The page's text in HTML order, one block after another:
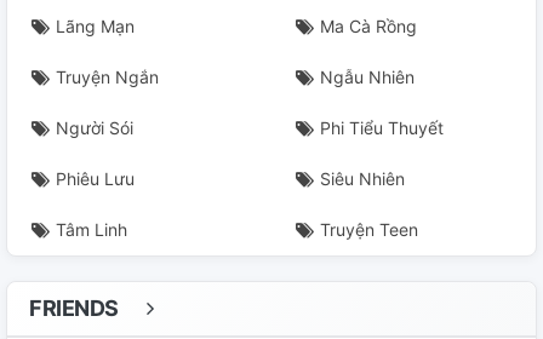
Lãng Mạn Ma Cà Rồng
Truyện Ngắn Ngẫu Nhiên
Người Sói Phi Tiểu Thuyết
Phiêu Lưu Siêu Nhiên
Tâm Linh Truyện Teen
FRIENDS